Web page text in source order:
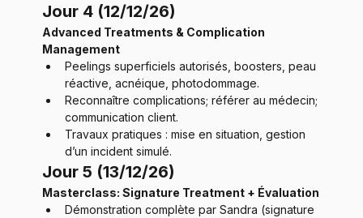
Jour 4 (12/12/26)
Advanced Treatments & Complication
Management
Peelings superficiels autorisés, boosters, peau
réactive, acnéique, photodommage.
Reconnaître complications; référer au médecin;
communication client.
Travaux pratiques : mise en situation, gestion
d’un incident simulé.
Jour 5 (13/12/26)
Masterclass: Signature Treatment + Évaluation
Démonstration complète par Sandra (signature